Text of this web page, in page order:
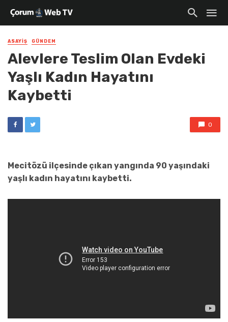
ASAYIŞ GÜNDEM
Alevlere Teslim Olan Evdeki
Yaşlı Kadın Hayatını
Kaybetti
0
Mecitözü ilçesinde çıkan yangında 90 yaşındaki
yaşlı kadın hayatını kaybetti.